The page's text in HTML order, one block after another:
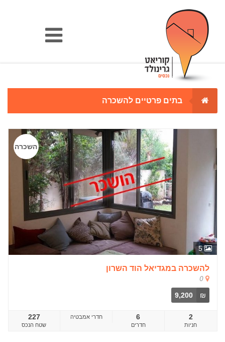
בתים פרטיים להשכרה
5
השכרה
להשכרה במגדיאל הוד השרון
0
₪
9,200
227
שטח הנכס
‎חדרי אמבטיה 6
חדרים
2